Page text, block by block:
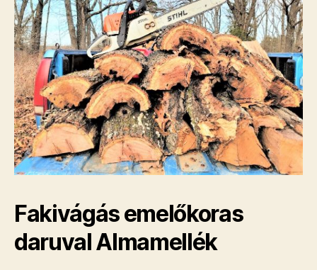
Fakivágás emelőkoras
daruval Almamellék